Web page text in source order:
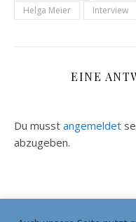
Helga Meier
Interview
EINE
Du musst angemeldet
abzugeben.